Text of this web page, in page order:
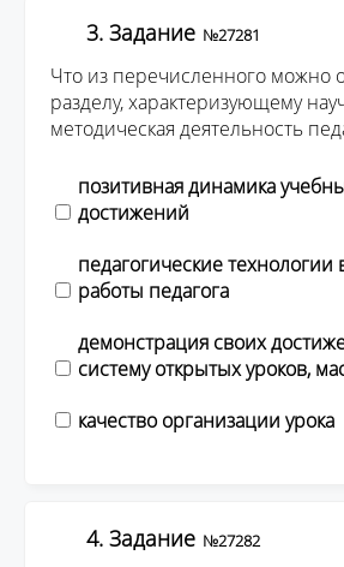
3. Задание №27281
Что из перечисленного можно
разделу, характеризующему
методическая деятельность
позитивная динамика
достижений
педагогические технологии
работы педагога
демонстрация своих
систему открытых уроков,
качество организации урока
4. Задание №27282